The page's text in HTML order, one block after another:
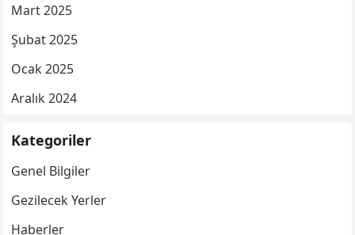
Mart 2025
Şubat 2025
Ocak 2025
Aralık 2024
Kategoriler
Genel Bilgiler
Gezilecek Yerler
Haberler